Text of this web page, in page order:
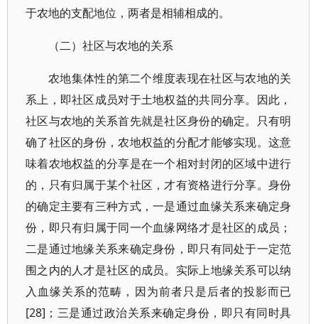
于农地的支配地位，两者是相辅相成的。
（二）社区与农地的关系
农地集体性的第二个维度表现在社区与农地的关
系上，即社区成员对于土地权益的共同分享。因此，
社区与农地的关系首先就是社区身份的确定。只有明
确了社区的身份，农地权益的分配才能够实现。这意
味着农地权益的分享是在一个相对封闭的区域中进行
的，只有归属于某个社区，才有资格进行分享。身份
的确定主要有三种方式，一是通过血缘关系来确定身
份，即只有归属于同一个血缘网络才是社区的成员；
二是通过地缘关系来确定身份，即只有同处于一定范
围之内的人才是社区的成员。实际上地缘关系可以纳
入血缘关系的范畴，因为前者只是后者的投影而已
[28]；三是通过政治关系来确定身份，即只有同时具